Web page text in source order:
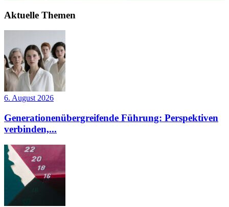
Aktuelle Themen
6. August 2026
Generationenübergreifende Führung: Perspektiven
verbinden,...